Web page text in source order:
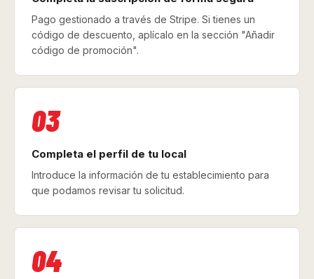
Pago gestionado a través de Stripe. Si tienes un
código de descuento, aplícalo en la sección "Añadir
código de promoción".
03
Completa el perfil de tu local
Introduce la información de tu establecimiento para
que podamos revisar tu solicitud.
04